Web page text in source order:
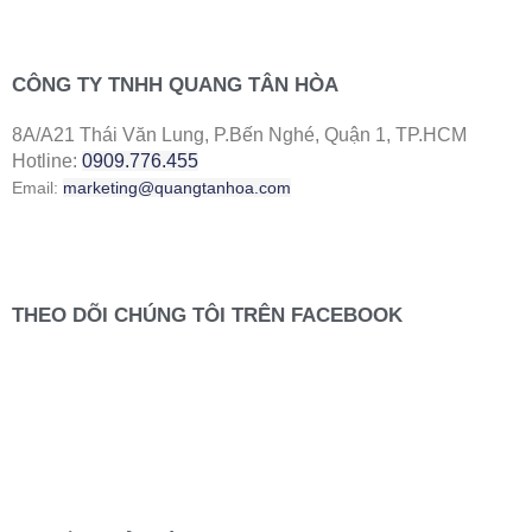
CÔNG TY TNHH QUANG TÂN HÒA
8A/A21 Thái Văn Lung, P.Bến Nghé, Quận 1, TP.HCM
Hotline: 0909.776.455
Email: marketing@quangtanhoa.com
THEO DÕI CHÚNG TÔI TRÊN FACEBOOK